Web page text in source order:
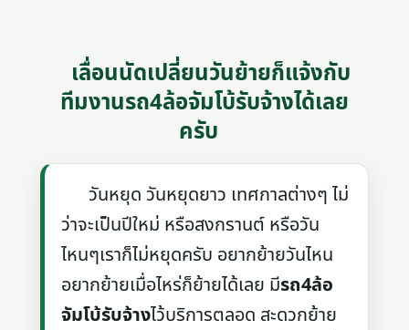
เลื่อนนัดเปลี่ยนวันย้ายก็แจ้งกับ
ทีมงานรถ4ล้อจัมโบ้รับจ้างได้เลย
ครับ
วันหยุด วันหยุดยาว เทศกาลต่างๆ ไม่
ว่าจะเป็นปีใหม่ หรือสงกรานต์ หรือวัน
ไหนๆเราก็ไม่หยุดครับ อยากย้ายวันไหน
อยากย้ายเมื่อไหร่ก็ย้ายได้เลย มีรถ4ล้อ
จัมโบ้รับจ้างไว้บริการตลอด สะดวกย้าย